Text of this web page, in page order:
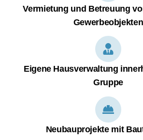
Vermietung und Betreuung
Gewerbeobjekten
Eigene Hausverwaltung
Gruppe
Neubauprojekte mit